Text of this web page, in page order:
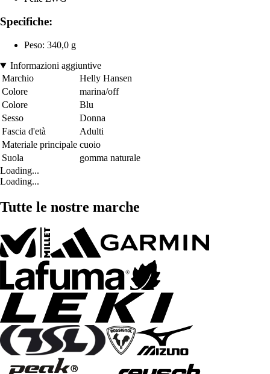
Specifiche:
Peso: 340,0 g
Informazioni aggiuntive
Marchio
Helly Hansen
Colore
marina/off
Colore
Blu
Sesso
Donna
Fascia d'età
Adulti
Materiale principale cuoio
Suola
gomma naturale
Loading...
Loading...
Tutte le nostre marche